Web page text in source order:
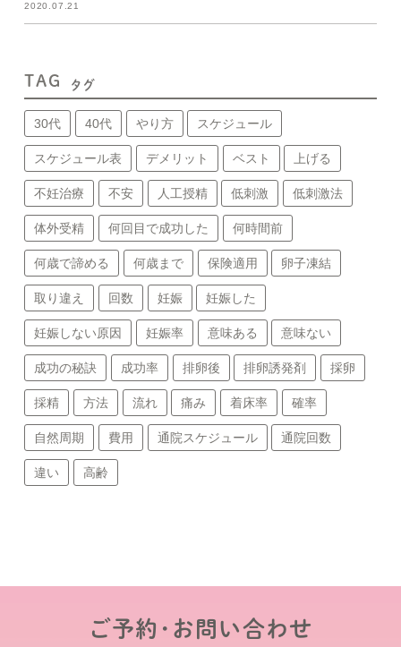
2020.07.21
TAG タグ
30代 40代 やり方 スケジュール
スケジュール表 デメリット ベスト 上げる
不妊治療 不安 人工授精 低刺激 低刺激法
体外受精 何回目で成功した 何時間前
何歳で諦める 何歳まで 保険適用 卵子凍結
取り違え 回数 妊娠 妊娠した
妊娠しない原因 妊娠率 意味ある 意味ない
成功の秘訣 成功率 排卵後 排卵誘発剤 採卵
採精 方法 流れ 痛み 着床率 確率
自然周期 費用 通院スケジュール 通院回数
違い 高齢
ご予約･お問い合わせ